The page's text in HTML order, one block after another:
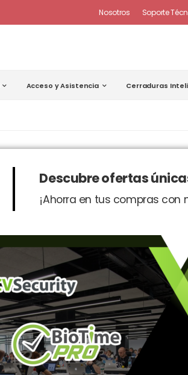
Nosotros Soporte
Acceso y Asistencia Cerraduras
Descubre ofertas
¡Ahorra en tus compras